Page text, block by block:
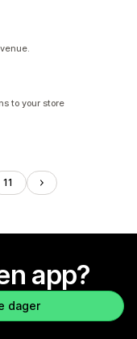
to your store
11
app?
dager